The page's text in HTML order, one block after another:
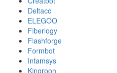
Deltaco
ELEGOO
Fiberlogy
Flashforge
Formbot
Intamsys
Kingroon